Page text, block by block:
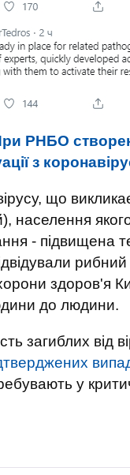
РНБО
з
що
населення
- підвищена
здоров'я
до людини.
загиблих від
у